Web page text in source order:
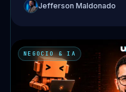
Jefferson Maldonado
NEGOCIO & IA